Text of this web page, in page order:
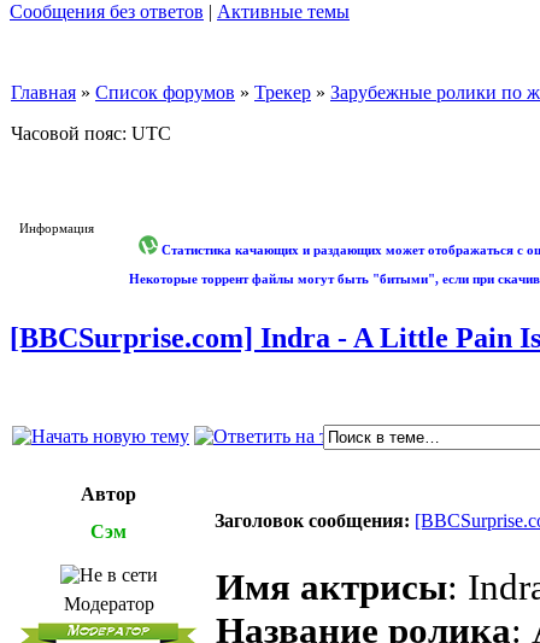
Сообщения без ответов | Активные темы
Главная » Список форумов » Трекер » Зарубежные ролики по
Часовой пояс: UTC
Информация
Статистика качающих и раздающих может отображаться с
Некоторые торрент файлы могут быть "битыми", если при
[BBCSurprise.com] Indra - A Little Pain
Автор
Сэм
Заголовок сообщения:
Модератор Имя актрисы:
Название ролика: